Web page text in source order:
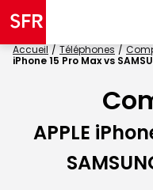
Accueil Téléphones
iPhone 15 Pro Max vs
APPLE